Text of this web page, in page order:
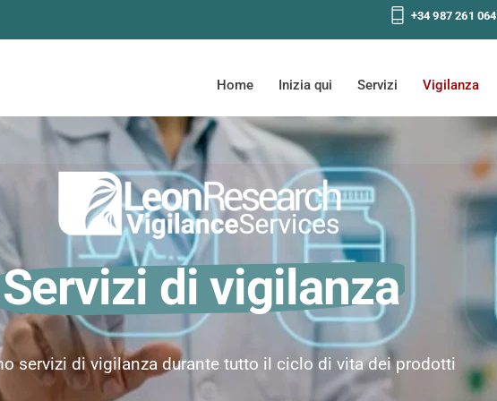
+34 987 261 064
Home Inizia qui Servizi Vigilanza
Servizi di vigilanza
servizi di vigilanza durante tutto il ciclo di vita dei prodotti